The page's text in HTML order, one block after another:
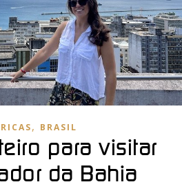
, BRASIL
para visitar
da Bahia